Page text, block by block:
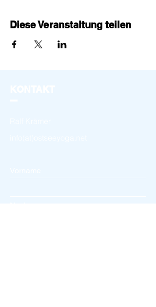
Diese Veranstaltung teilen